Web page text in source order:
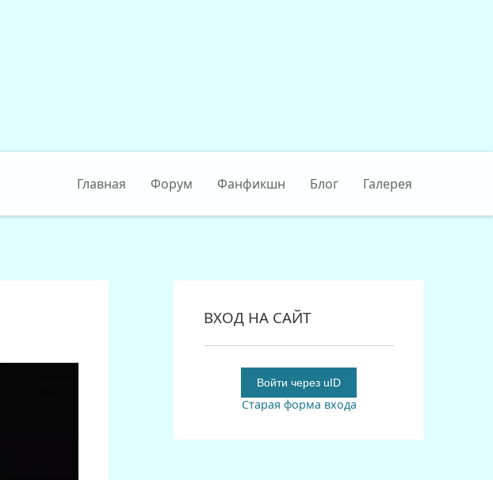
Главная Форум Фанфикшн Блог Галерея
ВХОД НА САЙТ
Войти через uID
Старая форма входа